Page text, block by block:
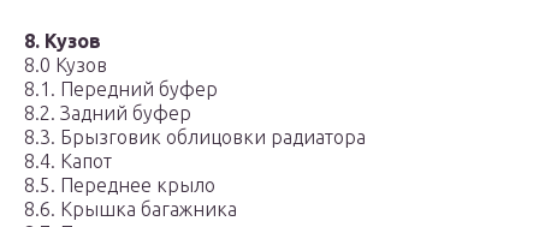
8. Кузов
8.0 Кузов
8.1. Передний буфер
8.2. Задний буфер
8.3. Брызговик облицовки радиатора
8.4. Капот
8.5. Переднее крыло
8.6. Крышка багажника